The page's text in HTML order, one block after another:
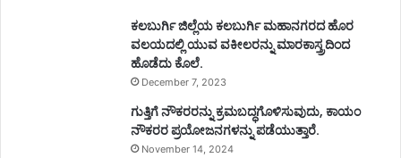
ಕಲಬುರ್ಗಿ ಜಿಲ್ಲೆಯ ಕಲಬುರ್ಗಿ ಮಹಾನಗರದ ಹೊರ
ವಲಯದಲ್ಲಿ ಯುವ ವಕೀಲರನ್ನು ಮಾರಕಾಸ್ತ್ರದಿಂದ
ಹೊಡೆದು ಕೊಲೆ.
December 7, 2023
ಗುತ್ತಿಗೆ ನೌಕರರನ್ನು ಕ್ರಮಬದ್ಧಗೊಳಿಸುವುದು, ಕಾಯಂ
ನೌಕರರ ಪ್ರಯೋಜನಗಳನ್ನು ಪಡೆಯುತ್ತಾರೆ.
November 14, 2024